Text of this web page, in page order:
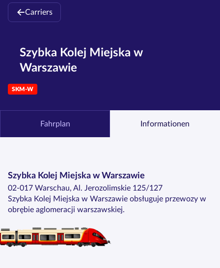
Carriers
Szybka Kolej Miejska w
Warszawie
SKM-W
Fahrplan Informationen
Szybka Kolej Miejska w Warszawie
02-017 Warschau, Al. Jerozolimskie 125/127
Szybka Kolej Miejska w Warszawie obsługuje przewozy w
obrębie aglomeracji warszawskiej.